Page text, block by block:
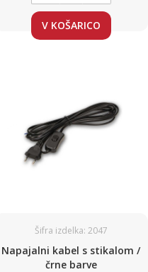
V KOŠARICO
Šifra izdelka: 2047
Napajalni kabel s stikalom /
črne barve